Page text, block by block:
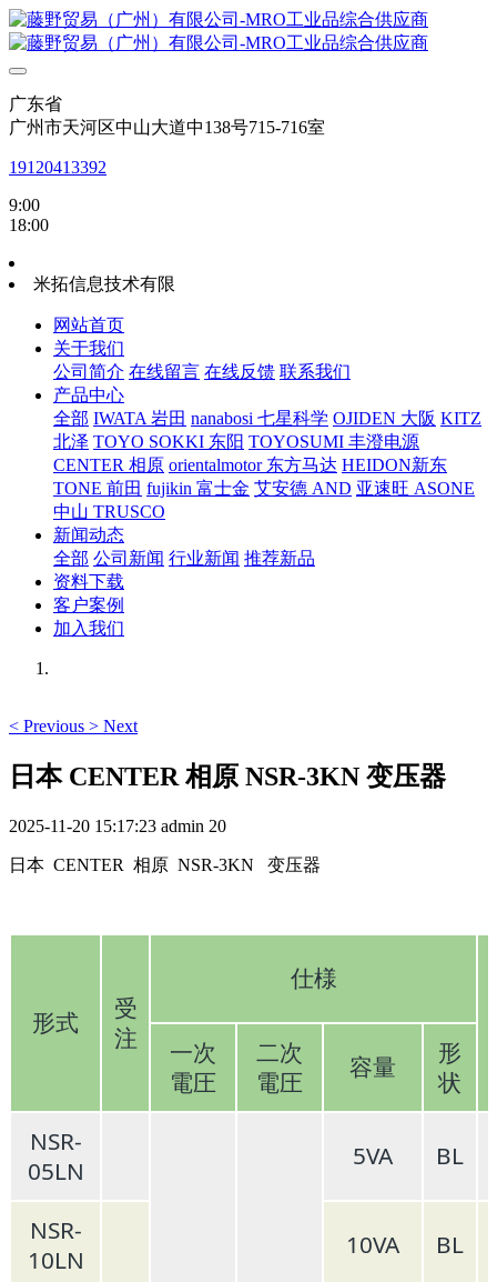
广东省
广州市天河区中山大道中138号715-716室
19120413392
9:00
18:00
米拓信息技术有限
网站首页
关于我们
公司简介 在线留言 在线反馈 联系我们
产品中心
全部 IWATA 岩田 nanabosi 七星科学 OJIDEN 大阪 KITZ
北泽 TOYO SOKKI 东阳 TOYOSUMI 丰澄电源
CENTER 相原 orientalmotor 东方马达 HEIDON新东
TONE 前田 fujikin 富士金 艾安德 AND 亚速旺 ASONE
中山 TRUSCO
新闻动态
全部 公司新闻 行业新闻 推荐新品
资料下载
客户案例
加入我们
< Previous > Next
日本 CENTER 相原 NSR-3KN 变压器
2025-11-20 15:17:23 admin 20
日本 CENTER 相原 NSR-3KN 变压器
形式
受
注
仕様
一次
電圧
二次
電圧
容量
形
状
NSR-
05LN
5VA BL
NSR-
10LN
10VA BL